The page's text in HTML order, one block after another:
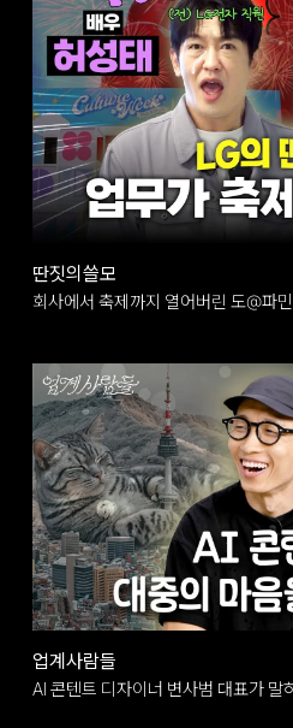
딴짓의쓸모
회사에서 축제까지 열어버린 도@파
업계사람들
AI 콘텐트 디자이너 변사범 대표가 말